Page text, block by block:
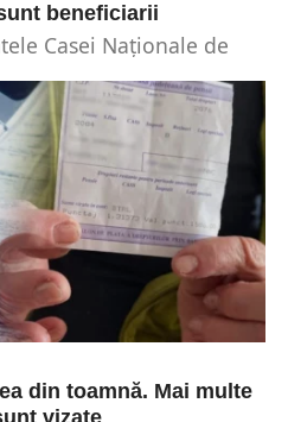
beneficiarii
Casei Naționale de
din toamnă. Mai multe
vizate